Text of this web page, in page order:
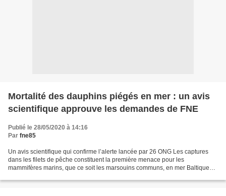
Mortalité des dauphins piégés en mer : un avis
scientifique approuve les demandes de FNE
Publié le 28/05/2020 à 14:16
Par fne85
Un avis scientifique qui confirme l’alerte lancée par 26 ONG Les captures
dans les filets de pêche constituent la première menace pour les
mammifères marins, que ce soit les marsouins communs, en mer Baltique